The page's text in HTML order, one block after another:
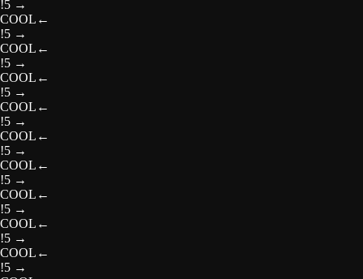
!5 →
COOL ←
!5 →
COOL ←
!5 →
COOL ←
!5 →
COOL ←
!5 →
COOL ←
!5 →
COOL ←
!5 →
COOL ←
!5 →
COOL ←
!5 →
COOL ←
!5 →